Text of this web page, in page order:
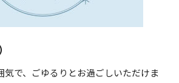
気で、ごゆるりとお過ごしいただけま